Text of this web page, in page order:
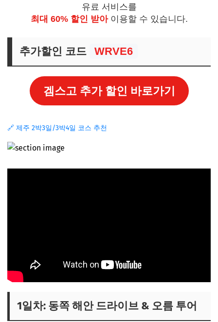
유료 서비스를
최대 60% 할인 받아이용할 수 있습니다.
추가할인 코드 WRVE6
겜스고 추가 할인 바로가기
🔗 제주 2박3일/3박4일 코스 추천
1일차: 동쪽 해안 드라이브 & 오름 투어